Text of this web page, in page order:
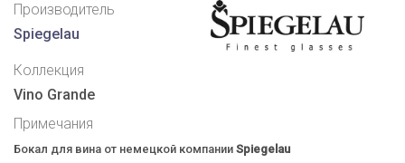
Производитель
Spiegelau
Коллекция
Vino Grande
Примечания
Бокал для вина от немецкой компании Spiegelau